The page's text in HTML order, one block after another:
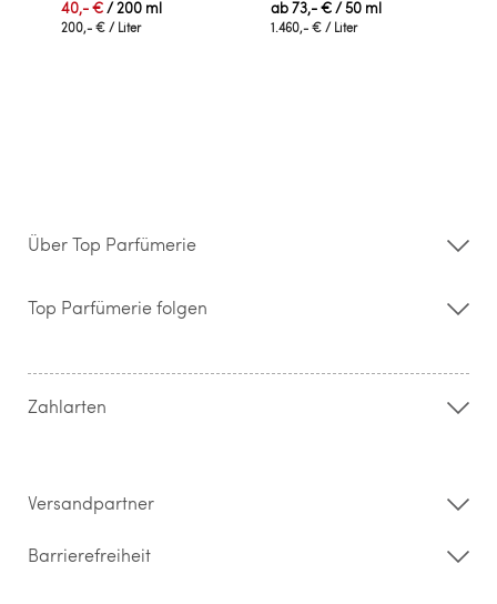
40,- € / 200 ml
200,- € / Liter
ab73,- € / 50 ml
1.460,- € / Liter
Über Top Parfümerie
Storefinder
Kontakt
Widerrufsrecht & Rückgabebedingungen
Top Parfümerie folgen
Zahlarten
Versandpartner
Barrierefreiheit